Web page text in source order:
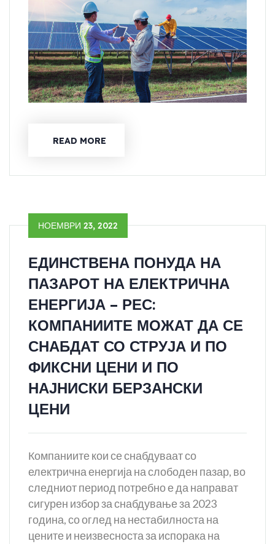
READ MORE
НОЕМВРИ 23, 2022
ЕДИНСТВЕНА ПОНУДА НА
ПАЗАРОТ НА ЕЛЕКТРИЧНА
ЕНЕРГИЈА – РЕС:
КОМПАНИИТЕ МОЖАТ ДА СЕ
СНАБДАТ СО СТРУЈА И ПО
ФИКСНИ ЦЕНИ И ПО
НАЈНИСКИ БЕРЗАНСКИ
ЦЕНИ
Компаниите кои се снабдуваат со
електрична енергија на слободен пазар, во
следниот период потребно е да направат
сигурен избор за снабдување за 2023
година, со оглед на нестабилноста на
цените и неизвесноста за испорака на